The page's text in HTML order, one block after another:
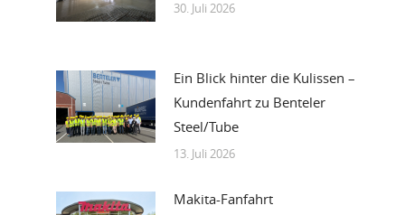
30. Juli 2026
Ein Blick hinter die Kulissen –
Kundenfahrt zu Benteler
Steel/Tube
13. Juli 2026
Makita-Fanfahrt